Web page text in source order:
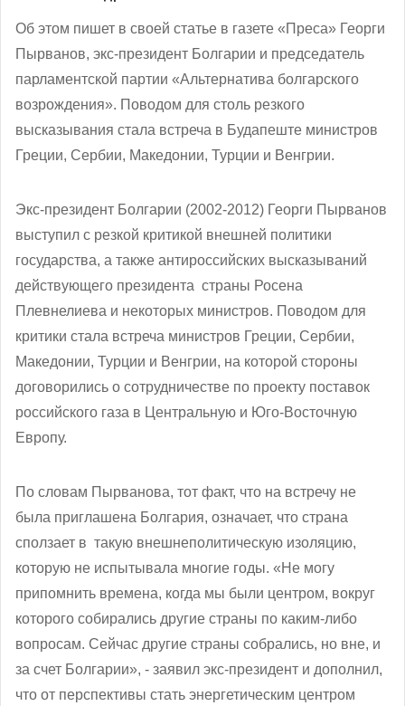
Об этом пишет в своей статье в газете «Преса» Георги
Пырванов, экс-президент Болгарии и председатель
парламентской партии «Альтернатива болгарского
возрождения». Поводом для столь резкого
высказывания стала встреча в Будапеште министров
Греции, Сербии, Македонии, Турции и Венгрии.
Экс-президент Болгарии (2002-2012) Георги Пырванов
выступил с резкой критикой внешней политики
государства, а также антироссийских высказываний
действующего президента страны Росена
Плевнелиева и некоторых министров. Поводом для
критики стала встреча министров Греции, Сербии,
Македонии, Турции и Венгрии, на которой стороны
договорились о сотрудничестве по проекту поставок
российского газа в Центральную и Юго-Восточную
Европу.
По словам Пырванова, тот факт, что на встречу не
была приглашена Болгария, означает, что страна
сползает в такую внешнеполитическую изоляцию,
которую не испытывала многие годы. «Не могу
припомнить времена, когда мы были центром, вокруг
которого собирались другие страны по каким-либо
вопросам. Сейчас другие страны собрались, но вне, и
за счет Болгарии», - заявил экс-президент и дополнил,
что от перспективы стать энергетическим центром